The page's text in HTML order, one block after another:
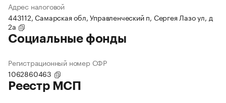
Адрес налоговой
443112, Самарская обл, Управленческий п, Сергея Лазо ул, д
2а
Социальные фонды
Регистрационный номер СФР
1062860463
Реестр МСП